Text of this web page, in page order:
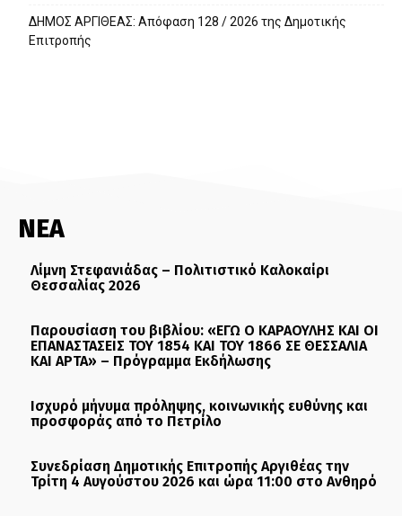
ΔΗΜΟΣ ΑΡΓΙΘΕΑΣ: Απόφαση 128 / 2026 της Δημοτικής
Επιτροπής
ΝΕΑ
Λίμνη Στεφανιάδας – Πολιτιστικό Καλοκαίρι
Θεσσαλίας 2026
Παρουσίαση του βιβλίου: «ΕΓΩ Ο ΚΑΡΑΟΥΛΗΣ ΚΑΙ ΟΙ
ΕΠΑΝΑΣΤΑΣΕΙΣ ΤΟΥ 1854 ΚΑΙ ΤΟΥ 1866 ΣΕ ΘΕΣΣΑΛΙΑ
ΚΑΙ ΑΡΤΑ» – Πρόγραμμα Εκδήλωσης
Ισχυρό μήνυμα πρόληψης, κοινωνικής ευθύνης και
προσφοράς από το Πετρίλο
Συνεδρίαση Δημοτικής Επιτροπής Αργιθέας την
Τρίτη 4 Αυγούστου 2026 και ώρα 11:00 στο Ανθηρό